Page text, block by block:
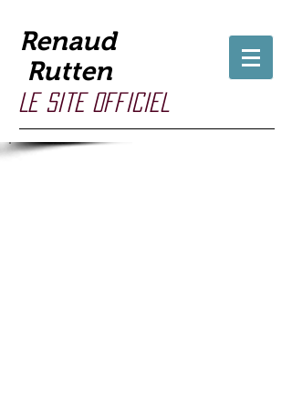
Renaud
Rutten
Le site officiel